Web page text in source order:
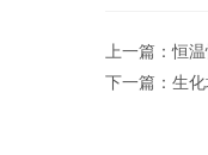
上一篇：恒
下一篇： 生